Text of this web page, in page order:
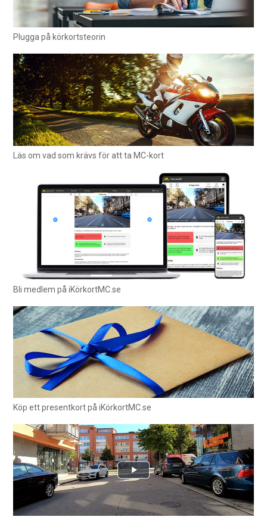
Plugga på körkortsteorin
Läs om vad som krävs för att ta MC-kort
Bli medlem på iKörkortMC.se
Köp ett presentkort på iKörkortMC.se